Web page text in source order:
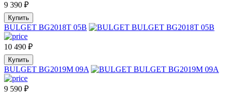
9 390 ₽
Купить
BULGET BG2018T 05B
10 490 ₽
Купить
BULGET BG2019M 09A
9 590 ₽